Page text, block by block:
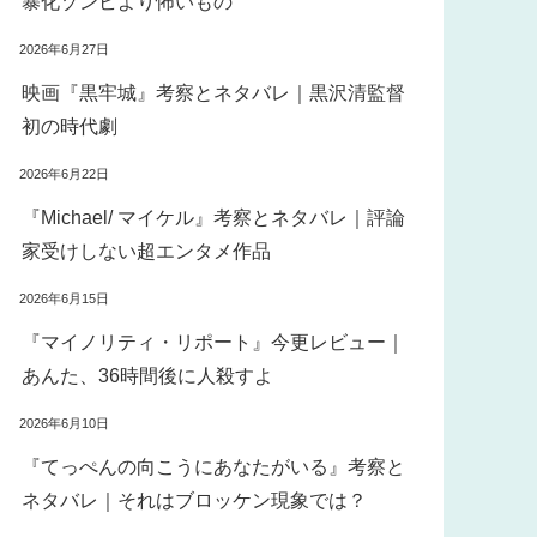
2026年6月27日
映画『黒牢城』考察とネタバレ｜黒沢清監督
初の時代劇
2026年6月22日
『Michael/ マイケル』考察とネタバレ｜評論
家受けしない超エンタメ作品
2026年6月15日
『マイノリティ・リポート』今更レビュー｜
あんた、36時間後に人殺すよ
2026年6月10日
『てっぺんの向こうにあなたがいる』考察と
ネタバレ｜それはブロッケン現象では？